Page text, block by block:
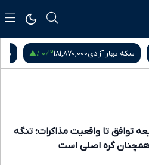
سکه بهار آزادی181,870,000۰٫۱۲ %
توافق تا واقعیت مذاکرات؛ تنگه
گره اصلی است